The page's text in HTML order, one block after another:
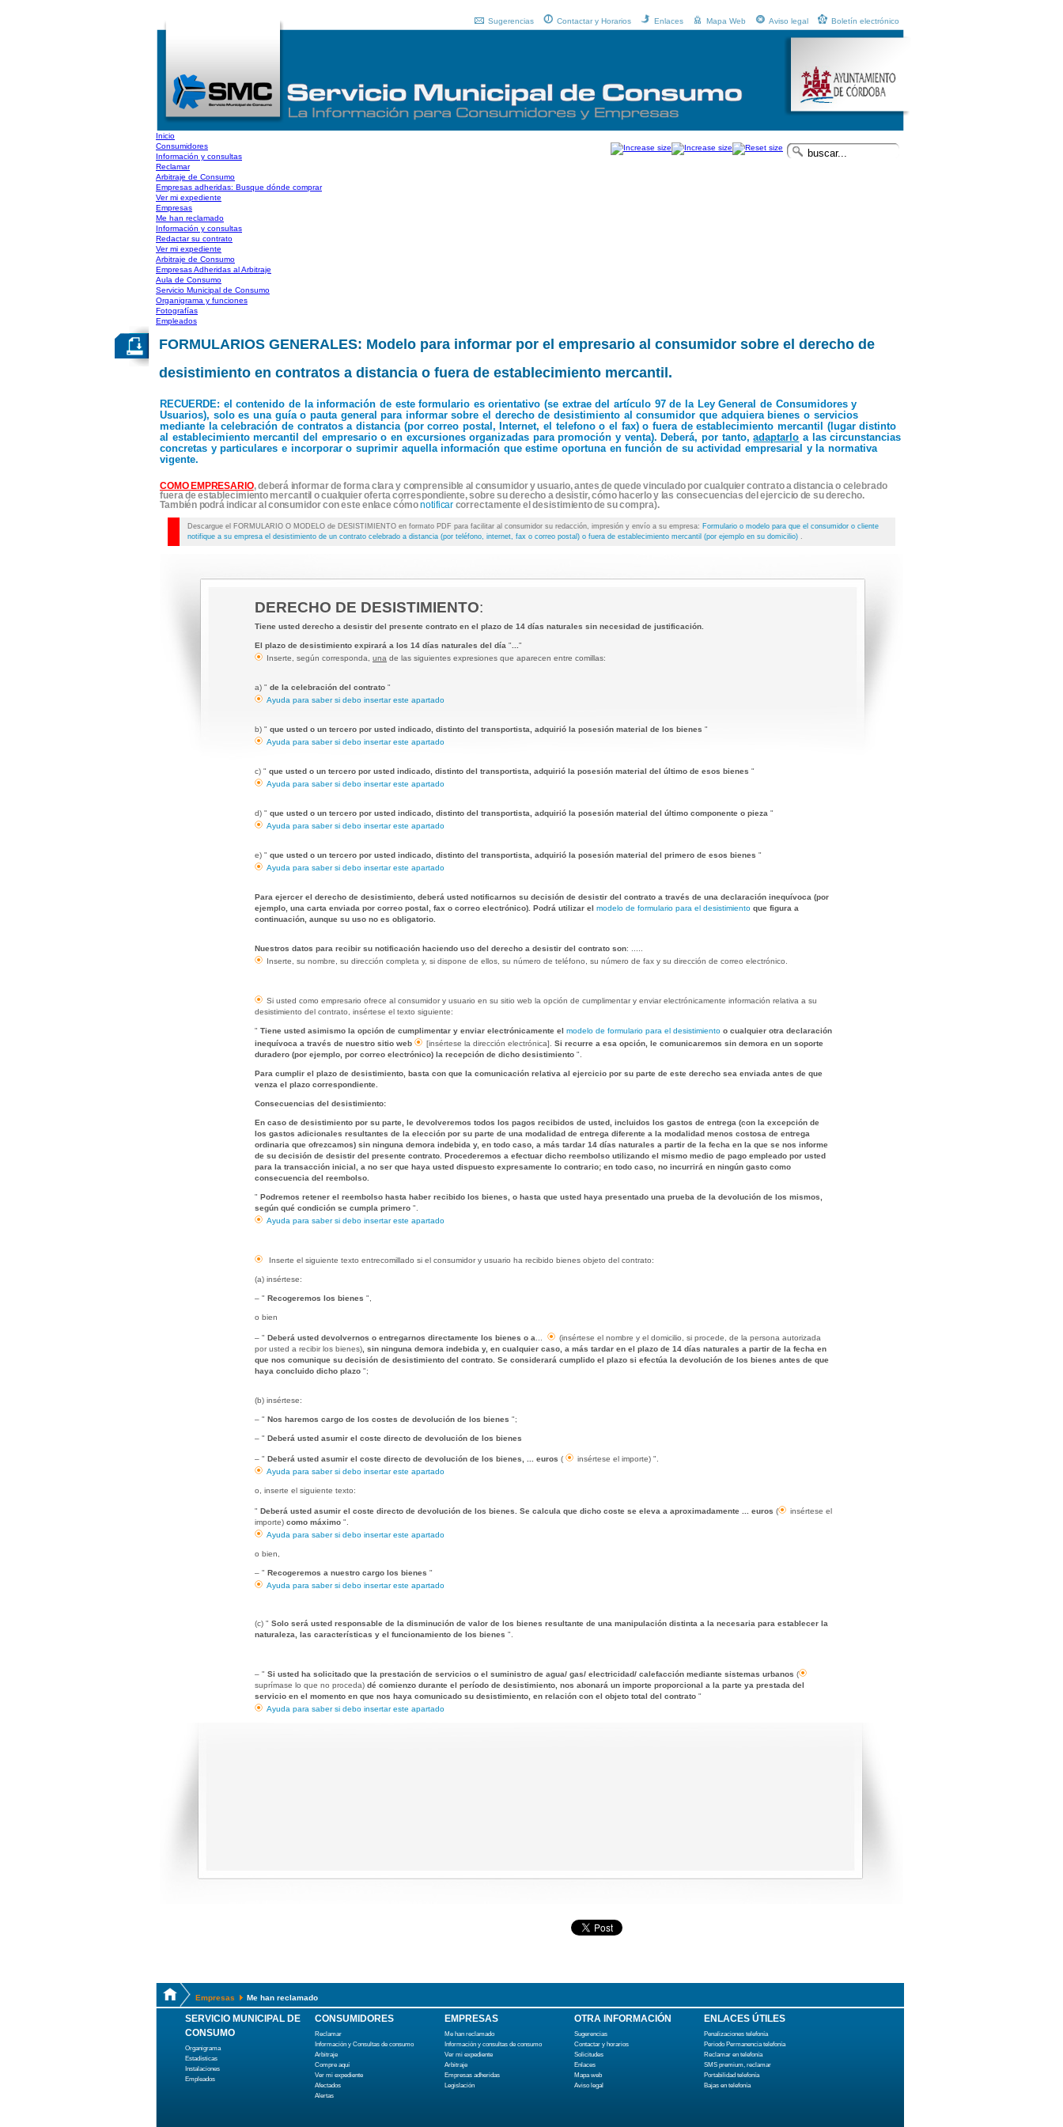
Boletín electrónico
Aviso legal
Mapa Web
Enlaces
Contactar y Horarios
Sugerencias
Inicio
Consumidores
Información y consultas
Reclamar
Arbitraje de Consumo
Empresas adheridas: Busque dónde comprar
Ver mi expediente
Empresas
Me han reclamado
Información y consultas
Redactar su contrato
Ver mi expediente
Arbitraje de Consumo
Empresas Adheridas al Arbitraje
Aula de Consumo
Servicio Municipal de Consumo
Organigrama y funciones
Fotografías
Empleados
FORMULARIOS GENERALES: Modelo para informar por el empresario al consumidor sobre el derecho de
desistimiento en contratos a distancia o fuera de establecimiento mercantil.
RECUERDE: el contenido de la información de este formulario es orientativo (se extrae del artículo 97 de la Ley General de Consumidores y
Usuarios), solo es una guía o pauta general para informar sobre el derecho de desistimiento al consumidor que adquiera bienes o servicios
mediante la celebración de contratos a distancia (por correo postal, Internet, el telefono o el fax) o fuera de establecimiento mercantil (lugar distinto
al establecimiento mercantil del empresario o en excursiones organizadas para promoción y venta). Deberá, por tanto,adaptarlo a las circunstancias
concretas y particulares e incorporar o suprimir aquella información que estime oportuna en función de su actividad empresarial y la normativa
vigente.
COMO EMPRESARIO, deberá informar de forma clara y comprensible al consumidor y usuario, antes de quede vinculado por cualquier contrato a distancia o celebrado
fuera de establecimiento mercantil o cualquier oferta correspondiente, sobre su derecho a desistir, cómo hacerlo y las consecuencias del ejercicio de su derecho.
También podrá indicar al consumidor con este enlace cómonotificar correctamente el desistimiento de su compra).
Descargue el FORMULARIO O MODELO de DESISTIMIENTO en formato PDF para facilitar al consumidor su redacción, impresión y envío a su empresa: Formulario o modelo para que el consumidor o cliente
notifique a su empresa el desistimiento de un contrato celebrado a distancia (por teléfono, internet, fax o correo postal) o fuera de establecimiento mercantil (por ejemplo en su domicilio) .
DERECHO DE DESISTIMIENTO:
Tiene usted derecho a desistir del presente contrato en el plazo de 14 días naturales sin necesidad de justificación.
El plazo de desistimiento expirará a los 14 días naturales del día "
"
Inserte, según corresponda, una de las siguientes expresiones que aparecen entre comillas:
a) " de la celebración del contrato "
Ayuda para saber si debo insertar este apartado
b) " que usted o un tercero por usted indicado, distinto del transportista, adquirió la posesión material de los bienes "
Ayuda para saber si debo insertar este apartado
c) " que usted o un tercero por usted indicado, distinto del transportista, adquirió la posesión material del último de esos bienes "
Ayuda para saber si debo insertar este apartado
d) " que usted o un tercero por usted indicado, distinto del transportista, adquirió la posesión material del último componente o pieza "
Ayuda para saber si debo insertar este apartado
e) " que usted o un tercero por usted indicado, distinto del transportista, adquirió la posesión material del primero de esos bienes "
Ayuda para saber si debo insertar este apartado
Para ejercer el derecho de desistimiento, deberá usted notificarnos su decisión de desistir del contrato a través de una declaración inequívoca (por
ejemplo, una carta enviada por correo postal, fax o correo electrónico). Podrá utilizar el modelo de formulario para el desistimiento que figura a
continuación, aunque su uso no es obligatorio.
Nuestros datos para recibir su notificación haciendo uso del derecho a desistir del contrato son: .....
Inserte, su nombre, su dirección completa y, si dispone de ellos, su número de teléfono, su número de fax y su dirección de correo electrónico.
Si usted como empresario ofrece al consumidor y usuario en su sitio web la opción de cumplimentar y enviar electrónicamente información relativa a su
desistimiento del contrato, insértese el texto siguiente:
" Tiene usted asimismo la opción de cumplimentar y enviar electrónicamente el modelo de formulario para el desistimiento o cualquier otra declaración
inequívoca a través de nuestro sitio web
[insértese la dirección electrónica]. Si recurre a esa opción, le comunicaremos sin demora en un soporte
duradero (por ejemplo, por correo electrónico) la recepción de dicho desistimiento ".
Para cumplir el plazo de desistimiento, basta con que la comunicación relativa al ejercicio por su parte de este derecho sea enviada antes de que
venza el plazo correspondiente.
Consecuencias del desistimiento:
En caso de desistimiento por su parte, le devolveremos todos los pagos recibidos de usted, incluidos los gastos de entrega (con la excepción de
los gastos adicionales resultantes de la elección por su parte de una modalidad de entrega diferente a la modalidad menos costosa de entrega
ordinaria que ofrezcamos) sin ninguna demora indebida y, en todo caso, a más tardar 14 días naturales a partir de la fecha en la que se nos informe
de su decisión de desistir del presente contrato. Procederemos a efectuar dicho reembolso utilizando el mismo medio de pago empleado por usted
para la transacción inicial, a no ser que haya usted dispuesto expresamente lo contrario; en todo caso, no incurrirá en ningún gasto como
consecuencia del reembolso.
" Podremos retener el reembolso hasta haber recibido los bienes, o hasta que usted haya presentado una prueba de la devolución de los mismos,
según qué condición se cumpla primero ".
Ayuda para saber si debo insertar este apartado
Inserte el siguiente texto entrecomillado si el consumidor y usuario ha recibido bienes objeto del contrato:
(a) insértese:
– " Recogeremos los bienes ",
o bien
– " Deberá usted devolvernos o entregarnos directamente los bienes o a
(insértese el nombre y el domicilio, si procede, de la persona autorizada
por usted a recibir los bienes) , sin ninguna demora indebida y, en cualquier caso, a más tardar en el plazo de 14 días naturales a partir de la fecha en
que nos comunique su decisión de desistimiento del contrato. Se considerará cumplido el plazo si efectúa la devolución de los bienes antes de que
haya concluido dicho plazo ";
(b) insértese:
– " Nos haremos cargo de los costes de devolución de los bienes ";
– " Deberá usted asumir el coste directo de devolución de los bienes
– " Deberá usted asumir el coste directo de devolución de los bienes, ... euros (
insértese el importe) ".
Ayuda para saber si debo insertar este apartado
o, inserte el siguiente texto:
" Deberá usted asumir el coste directo de devolución de los bienes. Se calcula que dicho coste se eleva a aproximadamente ... euros (
insértese el
importe) como máximo ".
Ayuda para saber si debo insertar este apartado
o bien,
– " Recogeremos a nuestro cargo los bienes "
Ayuda para saber si debo insertar este apartado
(c) " Solo será usted responsable de la disminución de valor de los bienes resultante de una manipulación distinta a la necesaria para establecer la
naturaleza, las características y el funcionamiento de los bienes ".
– " Si usted ha solicitado que la prestación de servicios o el suministro de agua/ gas/ electricidad/ calefacción mediante sistemas urbanos (
suprímase lo que no proceda) dé comienzo durante el período de desistimiento, nos abonará un importe proporcional a la parte ya prestada del
servicio en el momento en que nos haya comunicado su desistimiento, en relación con el objeto total del contrato "
Ayuda para saber si debo insertar este apartado
Empresas Me han reclamado
SERVICIO MUNICIPAL DE
CONSUMO
Organigrama
Estadísticas
Instalaciones
Empleados
CONSUMIDORES
Reclamar
Información y Consultas de consumo
Arbitraje
Compre aquí
Ver mi expediente
Afectados
Alertas
EMPRESAS
Me han reclamado
Información y consultas de consumo
Ver mi expediente
Arbitraje
Empresas adheridas
Legislación
OTRA INFORMACIÓN
Sugerencias
Contactar y horarios
Solicitudes
Enlaces
Mapa web
Aviso legal
ENLACES ÚTILES
Penalizaciones telefonía
Periodo Permanencia telefonía
Reclamar en telefonía
SMS premium, reclamar
Portabilidad telefonía
Bajas en telefonía